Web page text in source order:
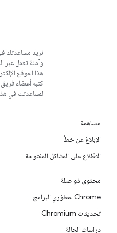
نريد مساعدتك
وآمنة تعمل عبر
هذا الموقع
لمساعدتك في
مساهمة
الإبلاغ عن خطأ
الاطّلاع على المشاكل المفتوحة
محتوى ذو صلة
Chrome لمطوّري البرامج
تحديثات Chromium
دراسات الحالة